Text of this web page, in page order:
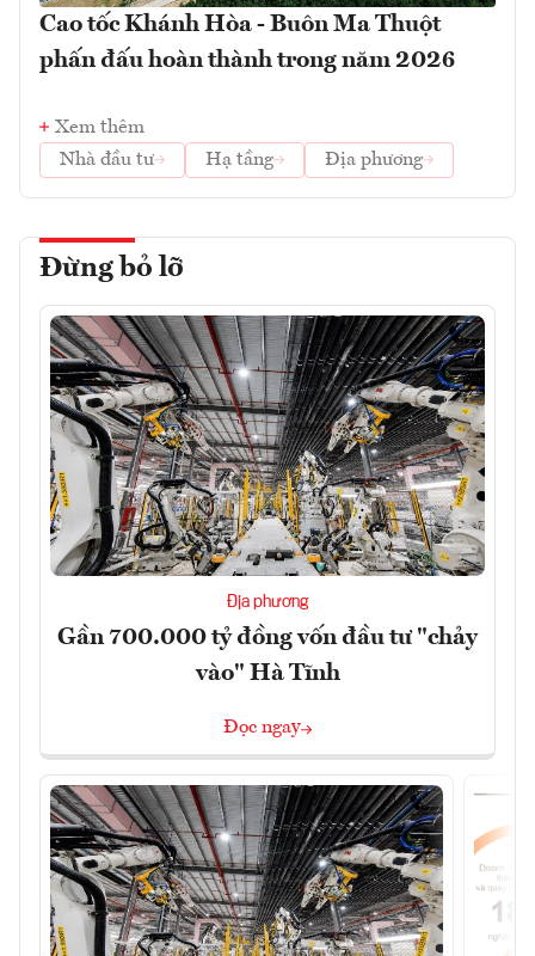
Cao tốc Khánh Hòa - Buôn Ma Thuột
phấn đấu hoàn thành trong năm 2026
Xem thêm
Nhà đầu tư
Hạ tầng Địa phương
Đừng bỏ lỡ
Địa phương
Gần 700.000 tỷ đồng vốn đầu tư "chảy
vào" Hà Tĩnh
Đọc ngay